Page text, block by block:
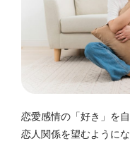
恋愛感情の「好き」を
恋人関係を望むように